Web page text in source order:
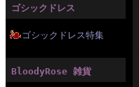
ゴシックドレス
ゴシックドレス特集
BloodyRose 雑貨